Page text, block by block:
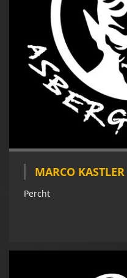
MARCO KASTLER
Percht